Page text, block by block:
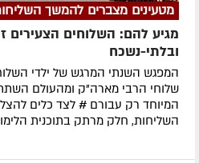
מטעינים מצברים להמשך
מגיע להם: השלוחים הצעירים
ובלתי-נשכח
המפגש השנתי המרגש של ילדי
שלוחי הרבי מארה"ק ומהעולם
המיוחד רק עבורם # לצד כלים
השליחות, חלק מרתק בתוכנית